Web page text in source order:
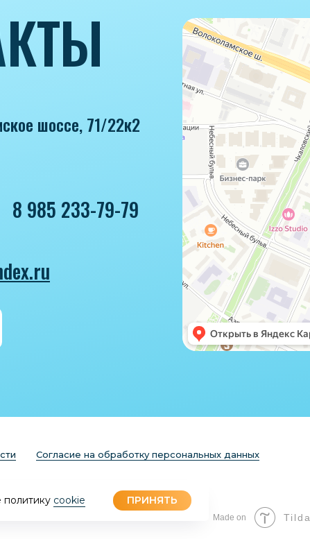
шоссе, 71/22к2
8 985 233-79-79
Согласие на обработку персональных данных
политику cookie ПРИНЯТЬ
Made on Tilda